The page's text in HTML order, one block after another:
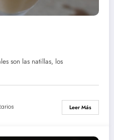
son las natillas, los
Leer Más